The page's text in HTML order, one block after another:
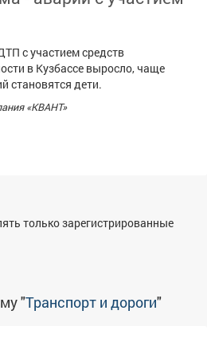
Проекты
с участием средств
в Кузбассе выросло, чаще
становятся дети.
«КВАНТ»
только зарегистрированные
"Транспорт и дороги"